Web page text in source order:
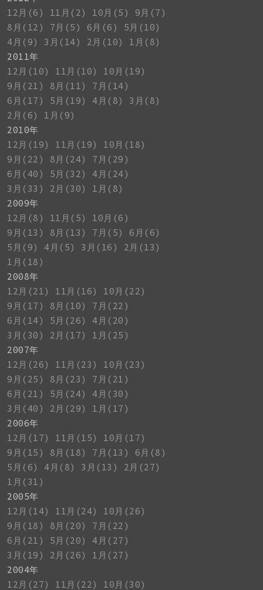
12月(6)
11月(2) 10月(5)
9月(7)
8月(12)
7月(5) 6月(6)
5月(10)
4月(9)
3月(14) 2月(10)
1月(8)
2011年
12月(10)
11月(10)
10月(19)
9月(21)
8月(11)
7月(14)
6月(17)
5月(19) 4月(8)
3月(8)
2月(6)
1月(9)
2010年
12月(19)
11月(19)
10月(18)
9月(22)
8月(24)
7月(29)
6月(40)
5月(32)
4月(24)
3月(33)
2月(30)
1月(8)
2009年
12月(8)
11月(5)
10月(6)
9月(13)
8月(13) 7月(5)
6月(6)
5月(9)
4月(5) 3月(16)
2月(13)
1月(18)
2008年
12月(21)
11月(16)
10月(22)
9月(17)
8月(10)
7月(22)
6月(14)
5月(26)
4月(20)
3月(30)
2月(17)
1月(25)
2007年
12月(26)
11月(23)
10月(23)
9月(25)
8月(23)
7月(21)
6月(21)
5月(24)
4月(30)
3月(40)
2月(29)
1月(17)
2006年
12月(17)
11月(15)
10月(17)
9月(15)
8月(18) 7月(13)
6月(8)
5月(6)
4月(8) 3月(13)
2月(27)
1月(31)
2005年
12月(14)
11月(24)
10月(26)
9月(18)
8月(20)
7月(22)
6月(21)
5月(20)
4月(27)
3月(19)
2月(26)
1月(27)
2004年
12月(27)
11月(22) 10月(30)